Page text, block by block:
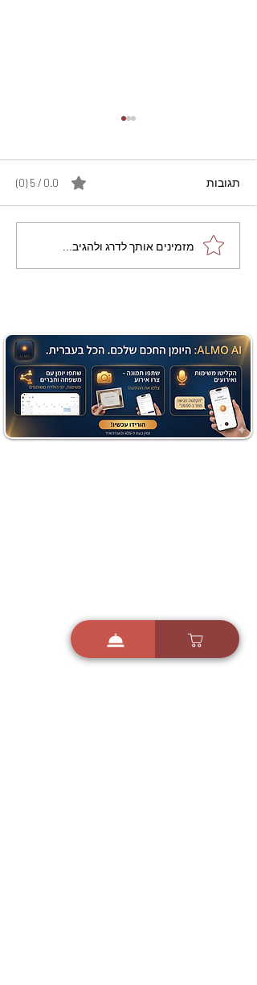
מתכון מנצח עוגת מייפל
שוקולד בחושה וקלה - זיוה
תגובות 0.0 / 5 ‏(0)
מזמינים אותך לדרג ולהגיב...